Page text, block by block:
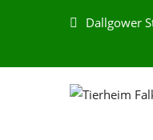
Dallgower